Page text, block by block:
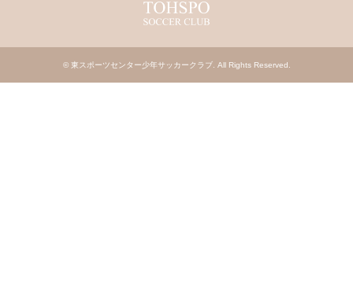
© 東スポーツセンター少年サッカークラブ. All Rights Reserved.